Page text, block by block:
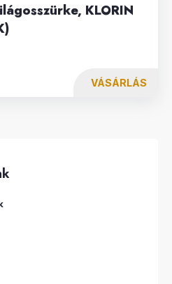
KLORIN
VÁSÁRLÁS